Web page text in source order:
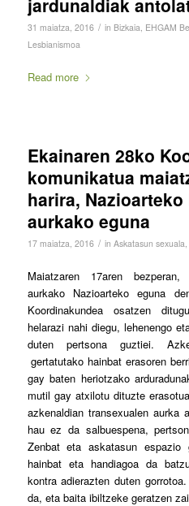
31 maiatza, 2016 / in Bizkaia EHGAM
Lesbianismoa
Read more
Ekainaren 28ko
komunikatua
harira,
aurkako eguna
17 maiatza, 2016 / in Askatasun sexuala
Maiatzaren 17aren bezperan,
aurkako Nazioarteko eguna
Koordinakundea osatzen
helarazi nahi diegu, lehenengo
duten pertsona guztiei.
gertatutako hainbat erasoren
gay baten heriotzako
mutil gay atxilotu dituzte
azkenaldian transexualen
hau ez da salbuespena,
Zenbat eta askatasun espazio
hainbat eta handiagoa da
kontra adierazten duten
da, eta baita ibiltzeke geratzen